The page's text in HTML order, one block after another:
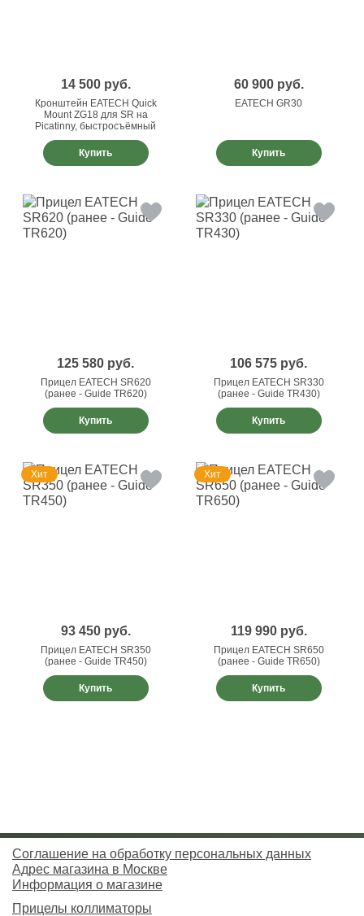
14 500 руб.
Кронштейн EATECH Quick
Mount ZG18 для SR на
Picatinny, быстросъёмный
Купить
60 900 руб.
EATECH GR30
Купить
125 580 руб.
Прицел EATECH SR620
(ранее - Guide TR620)
Купить
106 575 руб.
Прицел EATECH SR330
(ранее - Guide TR430)
Купить
Хит
93 450 руб.
Прицел EATECH SR350
(ранее - Guide TR450)
Купить
Хит
119 990 руб.
Прицел EATECH SR650
(ранее - Guide TR650)
Купить
Соглашение на обработку персональных данных
Адрес магазина в Москве
Информация о магазине
Прицелы коллиматоры